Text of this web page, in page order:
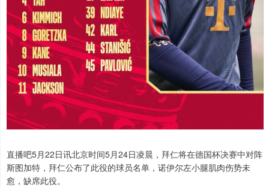
直播吧5月22日讯北京时间5月24日凌晨，拜仁将在德国杯决赛中对阵
斯图加特，拜仁公布了此役的球员名单，诺伊尔左小腿肌肉伤势未
愈，缺席此役。